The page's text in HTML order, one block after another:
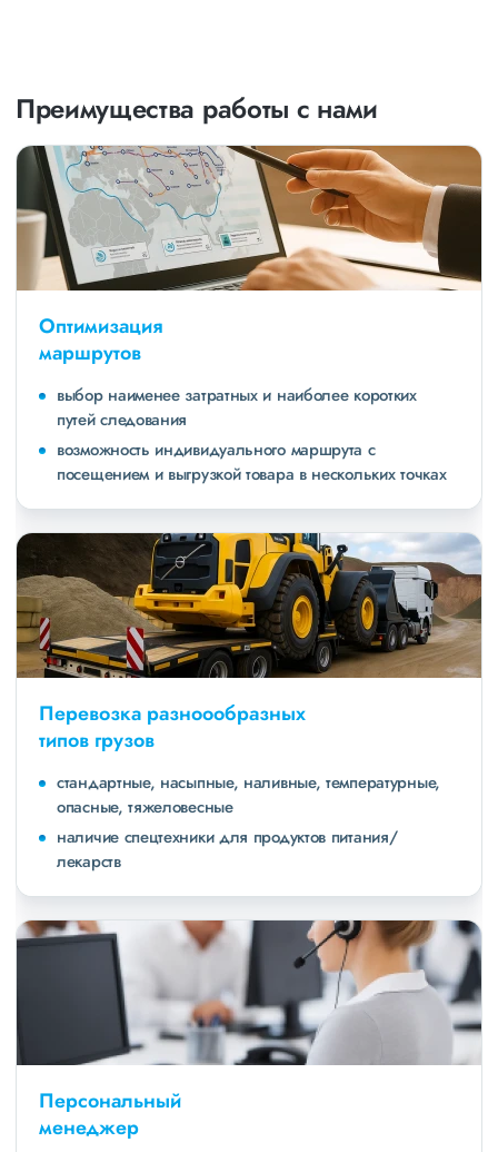
Преимущества работы с нами
Оптимизация
маршрутов
выбор наименее затратных и наиболее коротких
путей следования
возможность индивидуального маршрута с
посещением и выгрузкой товара в нескольких точках
Перевозка разноообразных
типов грузов
стандартные, насыпные, наливные, температурные,
опасные, тяжеловесные
наличие спецтехники для продуктов питания/
лекарств
Персональный
менеджер